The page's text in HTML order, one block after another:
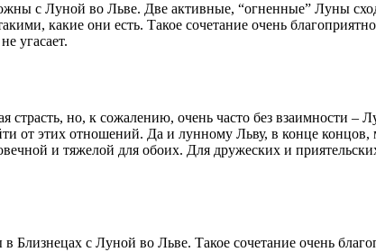
с Луной во Льве. Две активные, “огненные” Луны
какие они есть. Такое сочетание очень
угасает.
но, к сожалению, очень часто без взаимности
от этих отношений. Да и лунному Льву, в конце
и тяжелой для обоих. Для дружеских и
с Луной во Льве. Такое сочетание очень